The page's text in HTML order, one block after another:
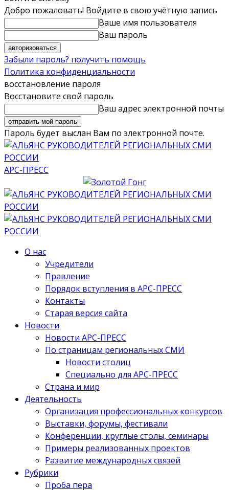
Добро пожаловать! Войдите в свою учётную запись
Ваше имя пользователя
Ваш пароль
Забыли пароль? получить помощь
Политика конфиденциальности
восстановление пароля
Восстановите свой пароль
Ваш адрес электронной почты
Пароль будет выслан Вам по электронной почте.
АРС-ПРЕСС
О нас
Учредители
Правление
Порядок вступления в АРС-ПРЕСС
Контакты
Старая версия сайта
Новости
Новости АРС-ПРЕСС
По страницам региональных СМИ
Новости столиц
Специально для АРС-ПРЕСС
Страна и мир
Деятельность
Организация профессиональных конкурсов
Выставки, форумы, фестивали
Конференции, круглые столы, семинары
Примеры реализованных проектов
Развитие международных связей
Рубрики
Проба пера